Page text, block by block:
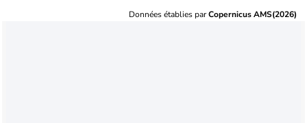
Données établies parCopernicus AMS(2026)